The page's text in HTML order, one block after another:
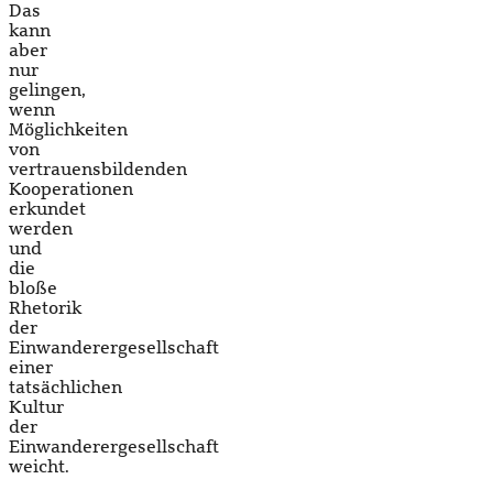
Das
kann
aber
nur
gelingen,
wenn
Möglichkeiten
von
vertrauensbildenden
Kooperationen
erkundet
werden
und
die
bloße
Rhetorik
der
Einwanderergesellschaft
einer
tatsächlichen
Kultur
der
Einwanderergesellschaft
weicht.